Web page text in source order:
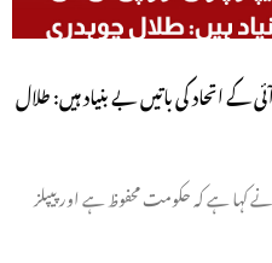
کے اتحاد کی باتیں بے بنیاد ہیں: طلال
کہا ہے کہ حکومت محفوظ ہے اور پیپلز